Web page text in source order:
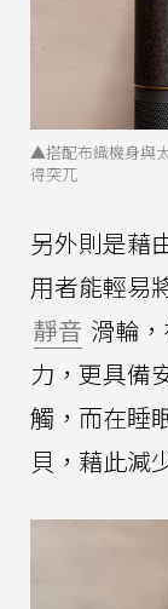
▲搭配布織機身與
得突兀
另外則是藉
用者能輕易
靜音 滑輪
力，更具備
觸，而在睡
貝，藉此減